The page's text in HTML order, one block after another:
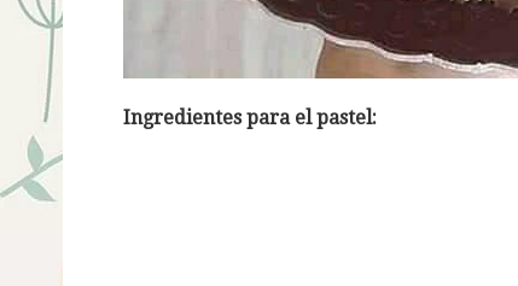
Ingredientes para el pastel: